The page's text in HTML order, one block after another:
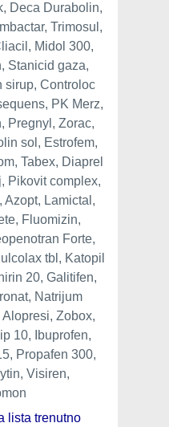
Deca Durabolin,
Trimosul,
Midol 300,
Stanicid gaza,
sirup, Controloc
PK Merz,
Pregnyl, Zorac,
sol, Estrofem,
Tabex, Diaprel
Pikovit complex,
Lamictal,
Fluomizin,
Forte,
tbl, Katopil
20, Galitifen,
Natrijum
Zobox,
10, Ibuprofen,
Propafen 300,
Visiren,
lista trenutno